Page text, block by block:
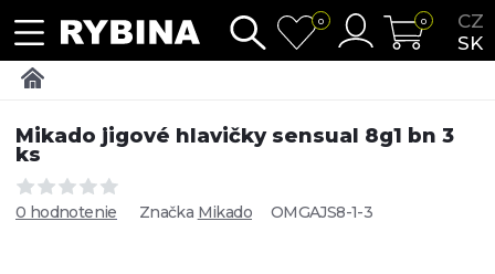
CZ
SK
0 0
Mikado jigové hlavičky sensual 8g1 bn 3
ks
0 hodnotenie Značka Mikado OMGAJS8-1-3